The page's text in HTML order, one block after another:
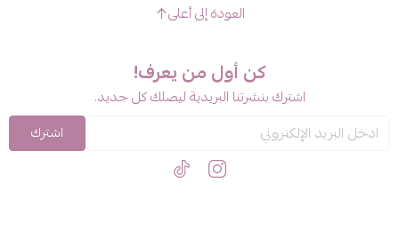
العودة إلى أعلى
كن أول من يعرف!
اشترك بنشرتنا البريدية ليصلك كل جديد.
اشترك